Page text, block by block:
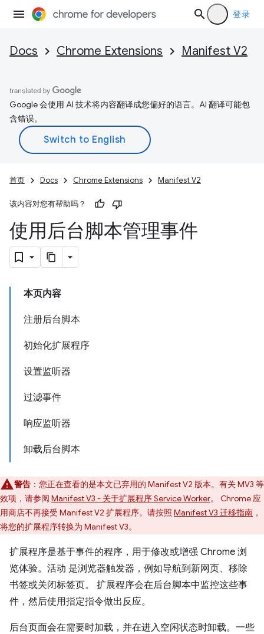
登录
Docs Chrome Extensions Manifest V2
Google 会使用 AI 技术将内容翻译成您偏好的语言。AI 翻译可能包
含错误。
首页 Docs Chrome Extensions Manifest V2
该内容对您有帮助吗？
使用后台脚本管理事件
本页内容
注册后台脚本
初始化扩展程序
设置监听器
过滤事件
响应监听器
卸载后台脚本
警告 ：您正在查看的是本文已弃用的 Manifest V2 版本。有关 MV3 等
效项，请参阅 Manifest V3 - 关于扩展程序 Service Worker。 Chrome 应
用商店不再接受 Manifest V2 扩展程序。请按照 Manifest V3 迁移指南 ，
将您的扩展程序转换为 Manifest V3。
扩展程序是基于事件的程序，用于修改或增强 Chrome 浏
览体验。活动 是浏览器触发器，例如导航到新网页、移除
书签或关闭标签页。 扩展程序会在后台脚本中监控这些事
件，然后使用指定指令做出反应。
后台页面会在需要时加载，并在进入空闲状态时卸载。一些